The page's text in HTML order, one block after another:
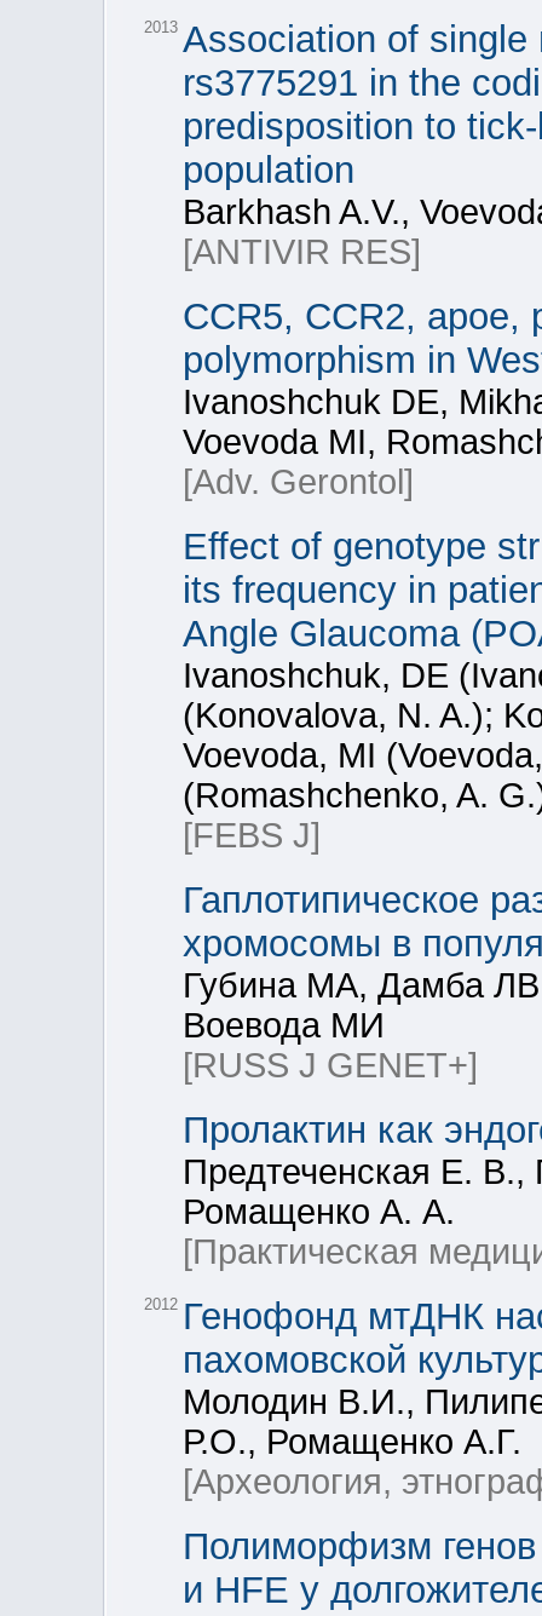
2013 Association of single
rs3775291 in the
predisposition to
population
Barkhash A.V.,
[ANTIVIR RES]
CCR5, CCR2, apoe,
polymorphism in
Ivanoshchuk DE,
Voevoda MI,
[Adv. Gerontol]
Effect of genotype
its frequency in
Angle Glaucoma
Ivanoshchuk, DE
(Konovalova, N. A.);
Voevoda, MI
(Romashchenko, A.
[FEBS J]
Гаплотипическое
хромосомы в
Губина МА, Дамба
Воевода МИ
[RUSS J GENET+]
Пролактин как
Предтеченская Е.
Ромащенко А. А.
[Практическая
2012 Генофонд мтДНК
пахомовской
Молодин В.И.,
Р.О., Ромащенко А.Г.
[Археология,
Полиморфизм
и HFE у